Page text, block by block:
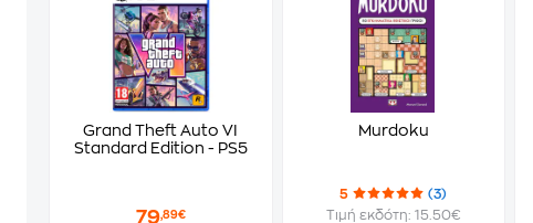
Grand Theft Auto VI
Standard Edition - PS5
79,89€
Murdoku
5
(3)
Τιμή εκδότη: 15.50€